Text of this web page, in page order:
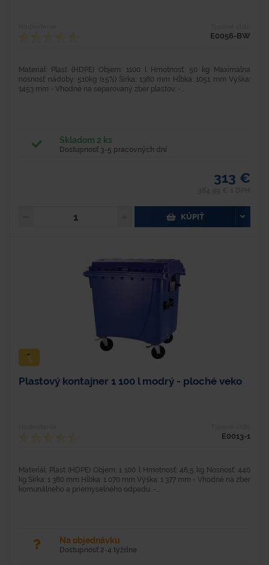
E0056-BW
Materiál: Plast (HDPE) Objem: 1100 l Hmotnosť: 50 kg Maximálna
nosnosť nádoby: 510kg (±5%) Šírka: 1380 mm Hĺbka: 1051 mm Výška:
1453 mm - Vhodné na separovaný zber plastov. -...
Skladom 2 ks
Dostupnosť 3-5 pracovných dní
313 €
KÚPIŤ
Plastový kontajner 1 100 l modrý - ploché veko
E0013-1
Materiál: Plast (HDPE) Objem: 1 100 l Hmotnosť: 46,5 kg Nosnosť: 440
kg Šírka: 1 380 mm Hĺbka: 1 070 mm Výška: 1 377 mm - Vhodné na zber
komunálneho a priemyselného odpadu. -...
Na objednávku
Dostupnosť 2-4 týždne